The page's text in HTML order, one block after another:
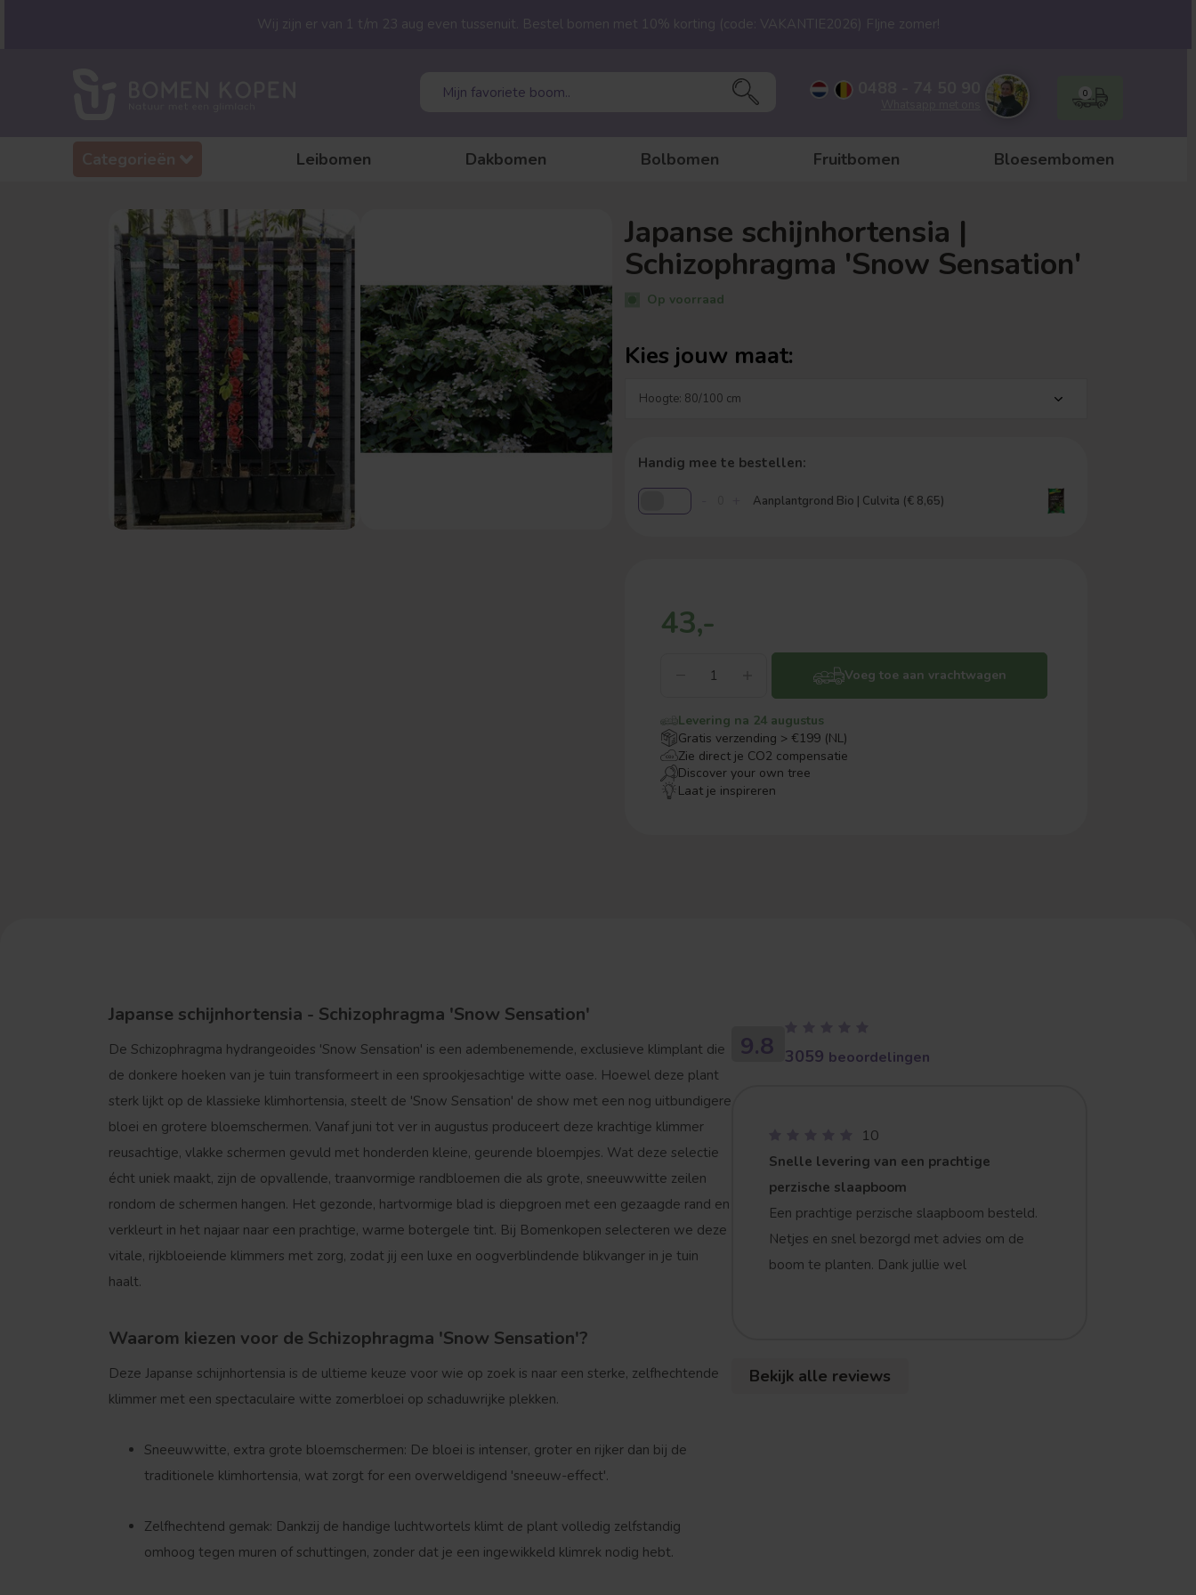
Leibomen Dakbomen Bolbomen Fruitbomen Bloesembomen
0
Wij zijn er van 1 t/m 23 aug even tussenuit. Bestel bomen met 10% korting (code: VAKANTIE2026) FIjne zomer!
Japanse schijnhortensia |
Schizophragma 'Snow Sensation'
Op voorraad
Kies jouw maat:
Handig mee te bestellen:
Aanplantgrond Bio | Culvita (€ 8,65)
43,-
Voeg toe aan vrachtwagen
Levering na 24 augustus
Gratis verzending > €199 (NL)
Zie direct je CO2 compensatie
Discover your own tree
Laat je inspireren
Japanse schijnhortensia - Schizophragma 'Snow Sensation'
De Schizophragma hydrangeoides 'Snow Sensation' is een adembenemende, exclusieve klimplant die
de donkere hoeken van je tuin transformeert in een sprookjesachtige witte oase. Hoewel deze plant
sterk lijkt op de klassieke klimhortensia, steelt de 'Snow Sensation' de show met een nog uitbundigere
bloei en grotere bloemschermen. Vanaf juni tot ver in augustus produceert deze krachtige klimmer
reusachtige, vlakke schermen gevuld met honderden kleine, geurende bloempjes. Wat deze selectie
écht uniek maakt, zijn de opvallende, traanvormige randbloemen die als grote, sneeuwwitte zeilen
rondom de schermen hangen. Het gezonde, hartvormige blad is diepgroen met een gezaagde rand en
verkleurt in het najaar naar een prachtige, warme botergele tint. Bij Bomenkopen selecteren we deze
vitale, rijkbloeiende klimmers met zorg, zodat jij een luxe en oogverblindende blikvanger in je tuin
haalt.
Waarom kiezen voor de Schizophragma 'Snow Sensation'?
Deze Japanse schijnhortensia is de ultieme keuze voor wie op zoek is naar een sterke, zelfhechtende
klimmer met een spectaculaire witte zomerbloei op schaduwrijke plekken.
Sneeuwwitte, extra grote bloemschermen: De bloei is intenser, groter en rijker dan bij de
traditionele klimhortensia, wat zorgt for een overweldigend 'sneeuw-effect'.
Zelfhechtend gemak: Dankzij de handige luchtwortels klimt de plant volledig zelfstandig
omhoog tegen muren of schuttingen, zonder dat je een ingewikkeld klimrek nodig hebt.
9.8 3059 beoordelingen
10
Snelle levering van een prachtige
perzische slaapboom
Een prachtige perzische slaapboom besteld.
Netjes en snel bezorgd met advies om de
boom te planten. Dank jullie wel
Bekijk alle reviews